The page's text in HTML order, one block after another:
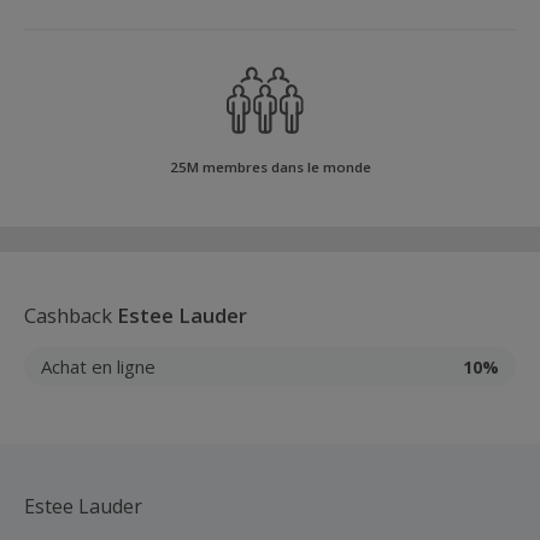
25M membres dans le monde
Cashback Estee Lauder
Achat en ligne 10%
Estee Lauder